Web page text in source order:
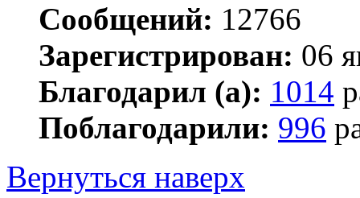
Сообщений: 12766
Зарегистрирован: 06
Благодарил (а): 1014
Поблагодарили: 996
Вернуться наверх